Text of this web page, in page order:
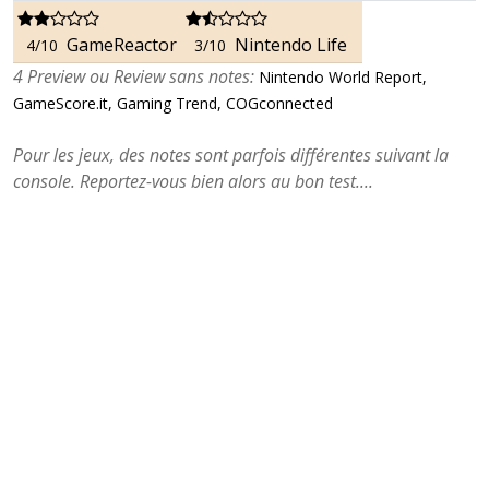
4/10 GameReactor 3/10 Nintendo Life
4 Preview ou Review sans notes: Nintendo World Report,
GameScore.it, Gaming Trend, COGconnected
Pour les jeux, des notes sont parfois différentes suivant la
console. Reportez-vous bien alors au bon test....